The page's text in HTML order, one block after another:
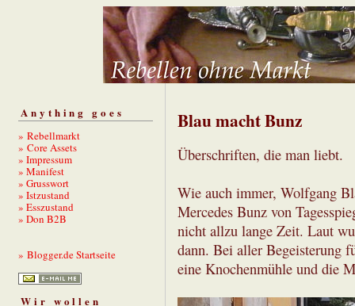
Anything goes
» Rebellmarkt
» Core Assets
» Impressum
» Manifest
» Grusswort
» Istzustand
» Esszustand
» Don B2B
» Blogger.de Startseite
Wir wollen
Blau macht Bunz
Überschriften, die man liebt.
Wie auch immer, Wolfgang
Mercedes Bunz von
nicht allzu lange Zeit. Laut
dann. Bei aller Begeisterung
eine Knochenmühle und die